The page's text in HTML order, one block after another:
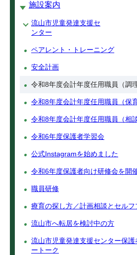
施設案内
流山市児童発達支援セ
ンター
ペアレント・トレーニング
安全計画
令和8年度会計年度任用職員（調理
令和8年度会計年度任用職員（保
令和8年度会計年度任用職員（相
令和6年度保護者学習会
公式Instagramを始めました
令和6年度保護者向け研修会を開
職員研修
療育の探し方／計画相談とセルフ
流山市へ転居を検討中の方
流山市児童発達支援センター保護
ートーク